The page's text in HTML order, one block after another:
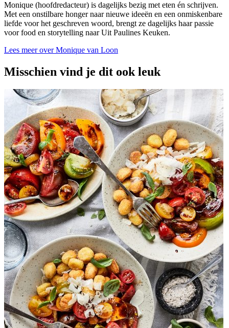
Monique (hoofdredacteur) is dagelijks bezig met eten én schrijven.
Met een onstilbare honger naar nieuwe ideeën en een onmiskenbare
liefde voor het geschreven woord, brengt ze dagelijks haar passie
voor food en storytelling naar Uit Paulines Keuken.
Lees meer over Monique van Loon
Misschien vind je dit ook leuk